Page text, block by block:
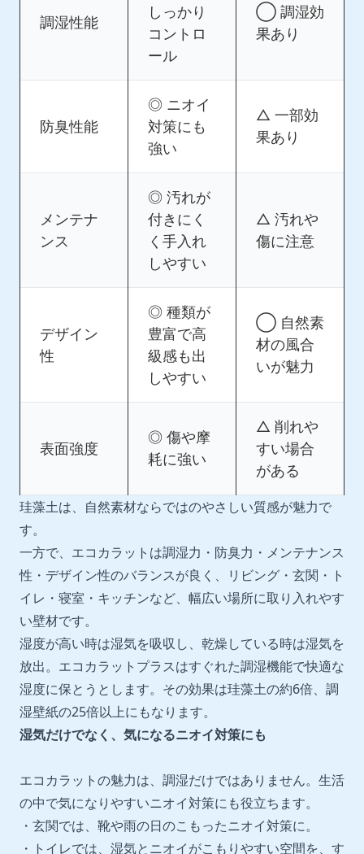
調湿性能
しっかり
コントロ
ール
◯ 調湿効
果あり
防臭性能
◎ ニオイ
対策にも
強い
△ 一部効
果あり
メンテナ
ンス
◎ 汚れが
付きにく
く手入れ
しやすい
△ 汚れや
傷に注意
デザイン
性
◎ 種類が
豊富で高
級感も出
しやすい
◯ 自然素
材の風合
いが魅力
表面強度
◎ 傷や摩
耗に強い
△ 削れや
すい場合
がある
珪藻土は、自然素材ならではのやさしい質感が魅力で
す。
一方で、エコカラットは調湿力・防臭力・メンテナンス
性・デザイン性のバランスが良く、リビング・玄関・ト
イレ・寝室・キッチンなど、幅広い場所に取り入れやす
い壁材です。
湿度が高い時は湿気を吸収し、乾燥している時は湿気を
放出。エコカラットプラスはすぐれた調湿機能で快適な
湿度に保とうとします。その効果は珪藻土の約6倍、調
湿壁紙の25倍以上にもなります。
湿気だけでなく、気になるニオイ対策にも
エコカラットの魅力は、調湿だけではありません。生活
の中で気になりやすいニオイ対策にも役立ちます。
・玄関では、靴や雨の日のこもったニオイ対策に。
・トイレでは、湿気とニオイがこもりやすい空間を、す